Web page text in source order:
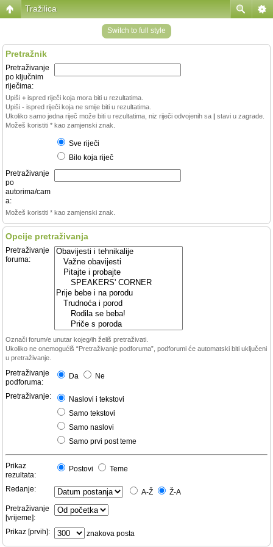
Tražilica
Switch to full style
Pretražnik
Pretraživanje
po ključnim
riječima:
Upiši + ispred riječi koja mora biti u rezultatima.
Upiši - ispred riječi koja ne smije biti u rezultatima.
Ukoliko samo jedna riječ može biti u rezultatima, niz riječi odvojenih sa | stavi u zagrade.
Možeš koristiti * kao zamjenski znak.
Sve riječi
Bilo koja riječ
Pretraživanje
po
autorima/cam
a:
Možeš koristiti * kao zamjenski znak.
Opcije pretraživanja
Pretraživanje
foruma:
Označi forum/e unutar kojeg/ih želiš pretraživati.
Ukoliko ne onemogućiš “Pretraživanje podforuma”, podforumi će automatski biti uključeni
u pretraživanje.
Pretraživanje
podforuma:
Da Ne
Pretraživanje:
Naslovi i tekstovi
Samo tekstovi
Samo naslovi
Samo prvi post teme
Prikaz
rezultata:
Postovi Teme
Redanje: A-Ž
Ž-A
Pretraživanje
[vrijeme]:
Prikaz [prvih]:
znakova posta